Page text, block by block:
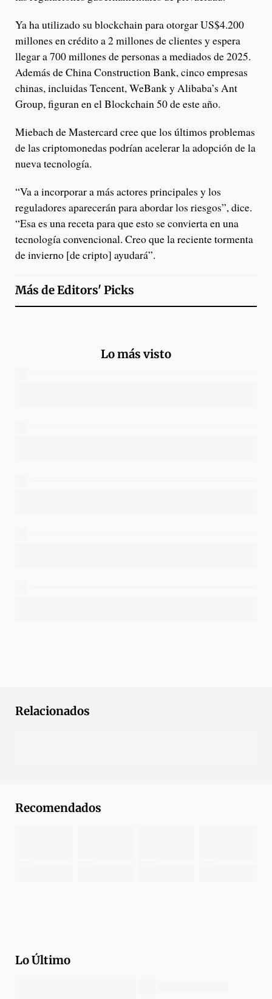
Ya ha utilizado su blockchain para otorgar US$4.200
millones en crédito a 2 millones de clientes y espera
llegar a 700 millones de personas a mediados de 2025.
Además de China Construction Bank, cinco empresas
chinas, incluidas Tencent, WeBank y Alibaba’s Ant
Group, figuran en el Blockchain 50 de este año.
Miebach de Mastercard cree que los últimos problemas
de las criptomonedas podrían acelerar la adopción de la
nueva tecnología.
“Va a incorporar a más actores principales y los
reguladores aparecerán para abordar los riesgos”, dice.
“Esa es una receta para que esto se convierta en una
tecnología convencional. Creo que la reciente tormenta
de invierno [de cripto] ayudará”.
Más deEditors' Picks
Lo más visto
Relacionados
Recomendados
Lo Último